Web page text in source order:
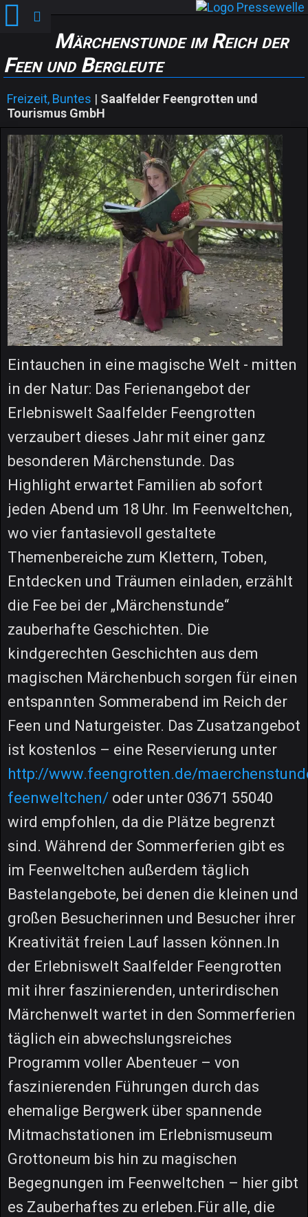
Märchenstunde im Reich der
Feen und Bergleute
Freizeit, Buntes | Saalfelder Feengrotten und
Tourismus GmbH
Eintauchen in eine magische Welt - mitten
in der Natur: Das Ferienangebot der
Erlebniswelt Saalfelder Feengrotten
verzaubert dieses Jahr mit einer ganz
besonderen Märchenstunde. Das
Highlight erwartet Familien ab sofort
jeden Abend um 18 Uhr. Im Feenweltchen,
wo vier fantasievoll gestaltete
Themenbereiche zum Klettern, Toben,
Entdecken und Träumen einladen, erzählt
die Fee bei der „Märchenstunde“
zauberhafte Geschichten. Die
kindgerechten Geschichten aus dem
magischen Märchenbuch sorgen für einen
entspannten Sommerabend im Reich der
Feen und Naturgeister. Das Zusatzangebot
ist kostenlos – eine Reservierung unter
http://www.feengrotten.de/
feenweltchen/ oder unter 03671 55040
wird empfohlen, da die Plätze begrenzt
sind. Während der Sommerferien gibt es
im Feenweltchen außerdem täglich
Bastelangebote, bei denen die kleinen und
großen Besucherinnen und Besucher ihrer
Kreativität freien Lauf lassen können.In
der Erlebniswelt Saalfelder Feengrotten
mit ihrer faszinierenden, unterirdischen
Märchenwelt wartet in den Sommerferien
täglich ein abwechslungsreiches
Programm voller Abenteuer – von
faszinierenden Führungen durch das
ehemalige Bergwerk über spannende
Mitmachstationen im Erlebnismuseum
Grottoneum bis hin zu magischen
Begegnungen im Feenweltchen – hier gibt
es Zauberhaftes zu erleben.Für alle, die